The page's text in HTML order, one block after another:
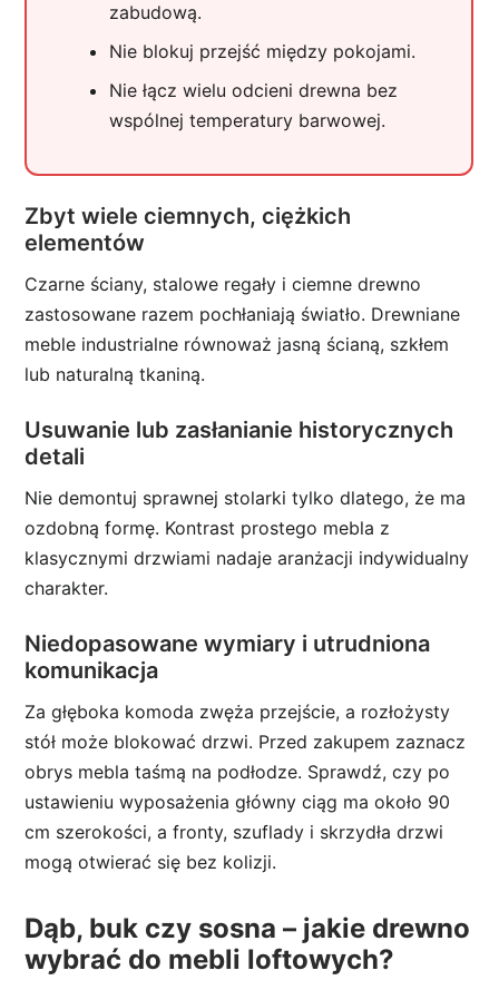
zabudową.
Nie blokuj przejść między pokojami.
Nie łącz wielu odcieni drewna bez
wspólnej temperatury barwowej.
Zbyt wiele ciemnych, ciężkich
elementów
Czarne ściany, stalowe regały i ciemne drewno
zastosowane razem pochłaniają światło. Drewniane
meble industrialne równoważ jasną ścianą, szkłem
lub naturalną tkaniną.
Usuwanie lub zasłanianie historycznych
detali
Nie demontuj sprawnej stolarki tylko dlatego, że ma
ozdobną formę. Kontrast prostego mebla z
klasycznymi drzwiami nadaje aranżacji indywidualny
charakter.
Niedopasowane wymiary i utrudniona
komunikacja
Za głęboka komoda zwęża przejście, a rozłożysty
stół może blokować drzwi. Przed zakupem zaznacz
obrys mebla taśmą na podłodze. Sprawdź, czy po
ustawieniu wyposażenia główny ciąg ma około 90
cm szerokości, a fronty, szuflady i skrzydła drzwi
mogą otwierać się bez kolizji.
Dąb, buk czy sosna – jakie drewno
wybrać do mebli loftowych?